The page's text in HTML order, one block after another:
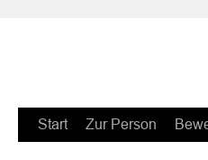
Zum
Start Zur Person